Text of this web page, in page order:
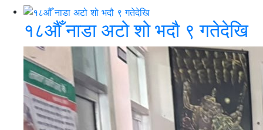
१८औँ नाडा अटो शो भदौ ९ गतेदेखि